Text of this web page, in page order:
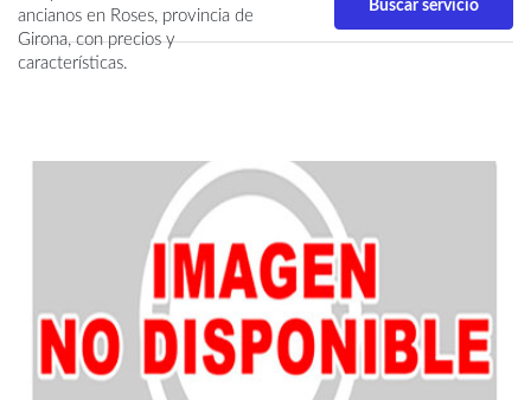
ancianos en Roses, provincia de
Girona, con precios y
características.